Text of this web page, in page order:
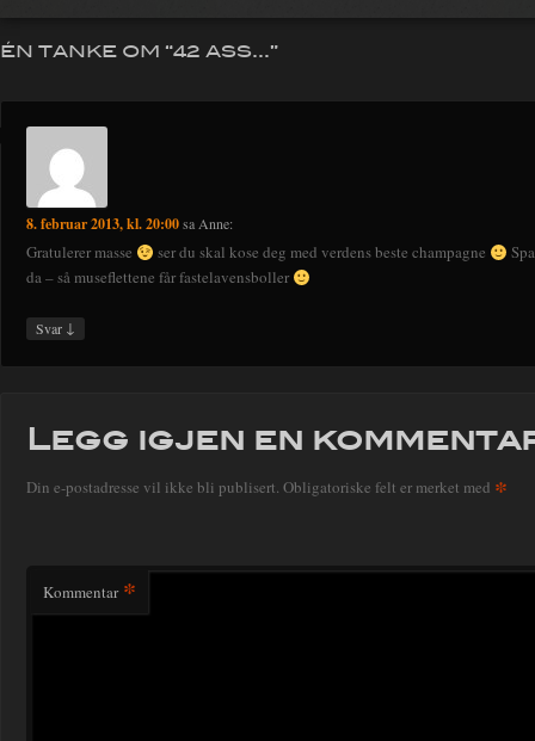
ÉN TANKE OM “42 ASS…”
8. februar 2013, kl. 20:00saAnne:
Gratulerer masse ser du skal kose deg med verdens beste champagne
da – så museflettene får fastelavensboller
Svar ↓
Legg igjen en
Din e-postadresse vil ikke bli publisert. Obligatoriske felt er merket med *
Kommentar *